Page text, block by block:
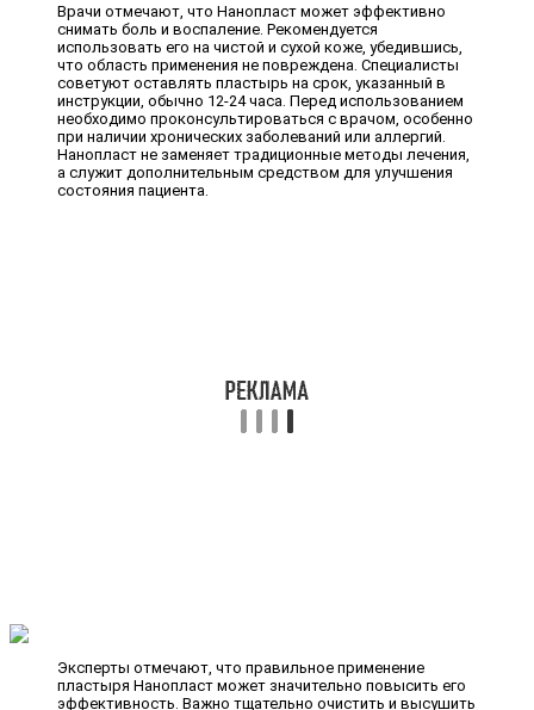
Врачи отмечают, что Нанопласт может эффективно
снимать боль и воспаление. Рекомендуется
использовать его на чистой и сухой коже, убедившись,
что область применения не повреждена. Специалисты
советуют оставлять пластырь на срок, указанный в
инструкции, обычно 12-24 часа. Перед использованием
необходимо проконсультироваться с врачом, особенно
при наличии хронических заболеваний или аллергий.
Нанопласт не заменяет традиционные методы лечения,
а служит дополнительным средством для улучшения
состояния пациента.
Эксперты отмечают, что правильное применение
пластыря Нанопласт может значительно повысить его
эффективность. Важно тщательно очистить и высушить